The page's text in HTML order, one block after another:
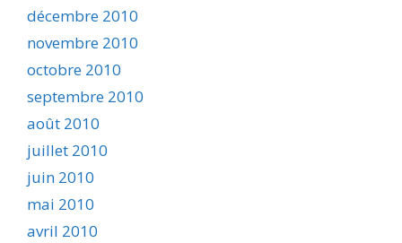
décembre 2010
novembre 2010
octobre 2010
septembre 2010
août 2010
juillet 2010
juin 2010
mai 2010
avril 2010